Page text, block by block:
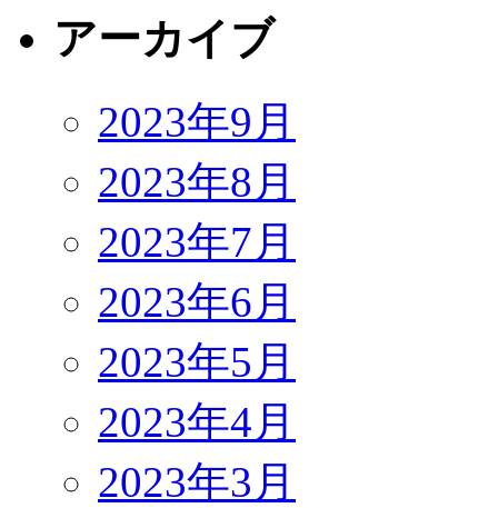
アーカイブ
2023年9月
2023年8月
2023年7月
2023年6月
2023年5月
2023年4月
2023年3月